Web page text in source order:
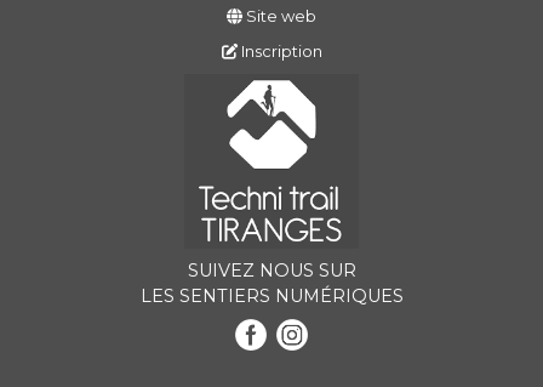
Site web
Inscription
SUIVEZ NOUS SUR
LES SENTIERS NUMÉRIQUES